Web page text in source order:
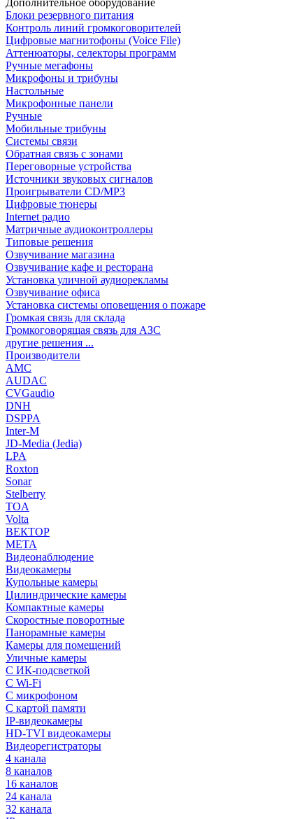
Дополнительное оборудование
Блоки резервного питания
Контроль линий громкоговорителей
Цифровые магнитофоны (Voice File)
Аттенюаторы, селекторы программ
Ручные мегафоны
Микрофоны и трибуны
Настольные
Микрофонные панели
Ручные
Мобильные трибуны
Системы связи
Обратная связь с зонами
Переговорные устройства
Источники звуковых сигналов
Проигрыватели CD/MP3
Цифровые тюнеры
Internet радио
Матричные аудиоконтроллеры
Типовые решения
Озвучивание магазина
Озвучивание кафе и ресторана
Установка уличной аудиорекламы
Озвучивание офиса
Установка системы оповещения о пожаре
Громкая связь для склада
Громкоговорящая связь для АЗС
другие решения ...
Производители
AMC
AUDAC
CVGaudio
DNH
DSPPA
Inter-M
JD-Media (Jedia)
LPA
Roxton
Sonar
Stelberry
TOA
Volta
ВЕКТОР
МЕТА
Видеонаблюдение
Видеокамеры
Купольные камеры
Цилиндрические камеры
Компактные камеры
Скоростные поворотные
Панорамные камеры
Камеры для помещений
Уличные камеры
С ИК-подсветкой
С Wi-Fi
С микрофоном
С картой памяти
IP-видеокамеры
HD-TVI видеокамеры
Видеорегистраторы
4 канала
8 каналов
16 каналов
24 канала
32 канала